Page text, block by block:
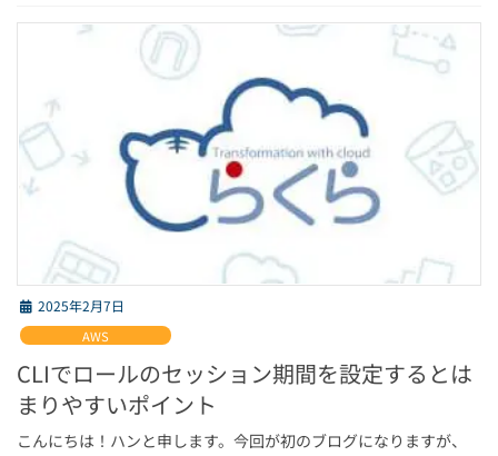
2025年2月7日
AWS
CLIでロールのセッション期間を設定するとは
まりやすいポイント
こんにちは！ハンと申します。今回が初のブログになりますが、